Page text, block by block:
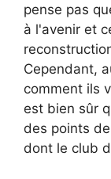
pense pas
à l'avenir et
Cependant,
comment ils
est bien sûr
des points
dont le club